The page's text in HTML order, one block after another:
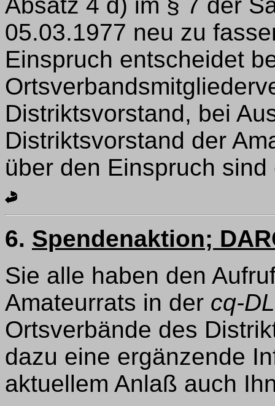
05.03.1977 neu zu
Einspruch entscheidet
Distriktsvorstand, bei
Distriktsvorstand der
über den Einspruch sind
6. Spendenaktion;
Sie alle haben den
Amateurrats in der cq-DL
Ortsverbände des
dazu eine ergänzende
aktuellem Anlaß auch